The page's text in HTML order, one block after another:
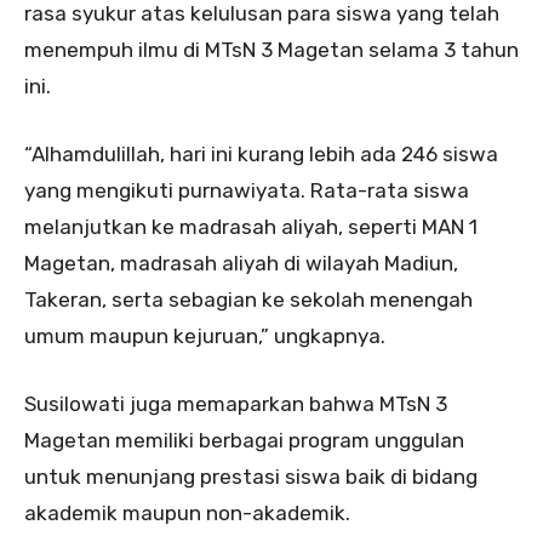
rasa syukur atas kelulusan para siswa yang telah
menempuh ilmu di MTsN 3 Magetan selama 3 tahun
ini.
“Alhamdulillah, hari ini kurang lebih ada 246 siswa
yang mengikuti purnawiyata. Rata-rata siswa
melanjutkan ke madrasah aliyah, seperti MAN 1
Magetan, madrasah aliyah di wilayah Madiun,
Takeran, serta sebagian ke sekolah menengah
umum maupun kejuruan,” ungkapnya.
Susilowati juga memaparkan bahwa MTsN 3
Magetan memiliki berbagai program unggulan
untuk menunjang prestasi siswa baik di bidang
akademik maupun non-akademik.